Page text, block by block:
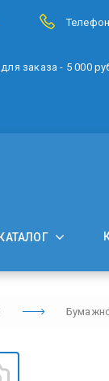
заказа - 5 000
КАТАЛОГ